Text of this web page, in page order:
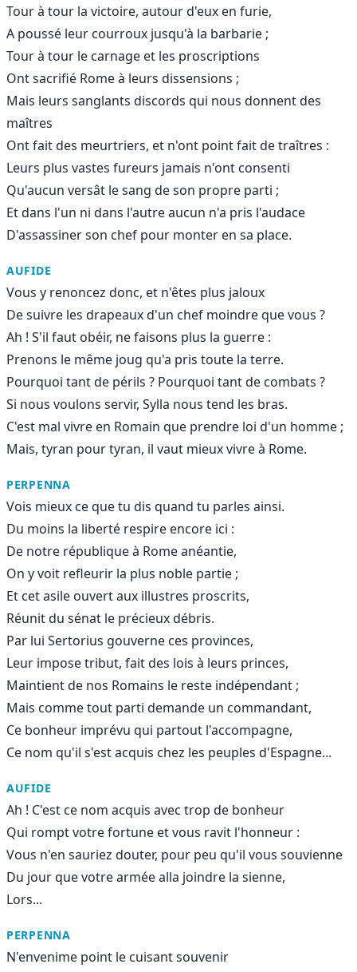
Tour à tour la victoire, autour d'eux en furie,
A poussé leur courroux jusqu'à la barbarie ;
Tour à tour le carnage et les proscriptions
Ont sacrifié Rome à leurs dissensions ;
Mais leurs sanglants discords qui nous donnent des
maîtres
Ont fait des meurtriers, et n'ont point fait de traîtres :
Leurs plus vastes fureurs jamais n'ont consenti
Qu'aucun versât le sang de son propre parti ;
Et dans l'un ni dans l'autre aucun n'a pris l'audace
D'assassiner son chef pour monter en sa place.
AUFIDE
Vous y renoncez donc, et n'êtes plus jaloux
De suivre les drapeaux d'un chef moindre que vous ?
Ah ! S'il faut obéir, ne faisons plus la guerre :
Prenons le même joug qu'a pris toute la terre.
Pourquoi tant de périls ? Pourquoi tant de combats ?
Si nous voulons servir, Sylla nous tend les bras.
C'est mal vivre en Romain que prendre loi d'un homme ;
Mais, tyran pour tyran, il vaut mieux vivre à Rome.
PERPENNA
Vois mieux ce que tu dis quand tu parles ainsi.
Du moins la liberté respire encore ici :
De notre république à Rome anéantie,
On y voit refleurir la plus noble partie ;
Et cet asile ouvert aux illustres proscrits,
Réunit du sénat le précieux débris.
Par lui Sertorius gouverne ces provinces,
Leur impose tribut, fait des lois à leurs princes,
Maintient de nos Romains le reste indépendant ;
Mais comme tout parti demande un commandant,
Ce bonheur imprévu qui partout l'accompagne,
Ce nom qu'il s'est acquis chez les peuples d'Espagne...
AUFIDE
Ah ! C'est ce nom acquis avec trop de bonheur
Qui rompt votre fortune et vous ravit l'honneur :
Vous n'en sauriez douter, pour peu qu'il vous souvienne
Du jour que votre armée alla joindre la sienne,
Lors...
PERPENNA
N'envenime point le cuisant souvenir